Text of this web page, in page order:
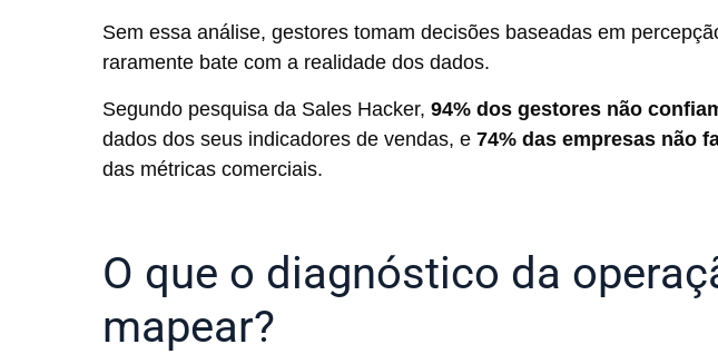
Sem essa análise, gestores tomam decisões baseadas em
raramente bate com a realidade dos dados.
Segundo pesquisa da Sales Hacker, 94% dos gestores não
dados dos seus indicadores de vendas, e 74% das empresas não
das métricas comerciais.
O que o diagnóstico da
mapear?